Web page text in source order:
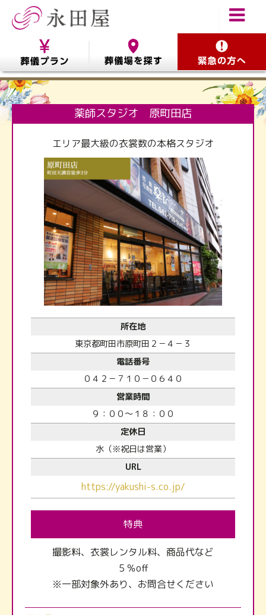
薬師スタジオ 原町田店
エリア最大級の衣裳数の本格スタジオ
所在地
東京都町田市原町田２－４－３
電話番号
０４２－７１０－０６４０
営業時間
９：００～１８：００
定休日
水（※祝日は営業）
URL
https://yakushi-s.co.jp/
特典
撮影料、衣裳レンタル料、商品代など
５％off
※一部対象外あり、お問合せください